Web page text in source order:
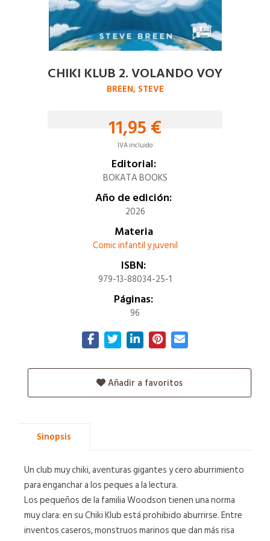
CHIKI KLUB 2. VOLANDO VOY
BREEN, STEVE
11,95 €
IVA incluido
Editorial:
BOKATA BOOKS
Año de edición:
2026
Materia
Comic infantil y juvenil
ISBN:
979-13-88034-25-1
Páginas:
96
Añadir a favoritos
Sinopsis
Un club muy chiki, aventuras gigantes y cero aburrimiento
para enganchar a los peques a la lectura.
Los pequeños de la familia Woodson tienen una norma
muy clara: en su Chiki Klub está prohibido aburrirse. Entre
inventos caseros, monstruos marinos que dan más risa